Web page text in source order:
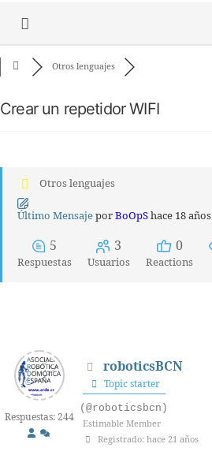
Otros lenguajes
Crear un repetidor WIFI
Otros lenguajes
Último MensajeporBoOpShace 18 años
5
Respuestas
3
Usuarios
0
Reactions
Respuestas: 244
roboticsBCN
Topic starter
(@roboticsbcn)
Estimable Member
Registrado: hace 21 años